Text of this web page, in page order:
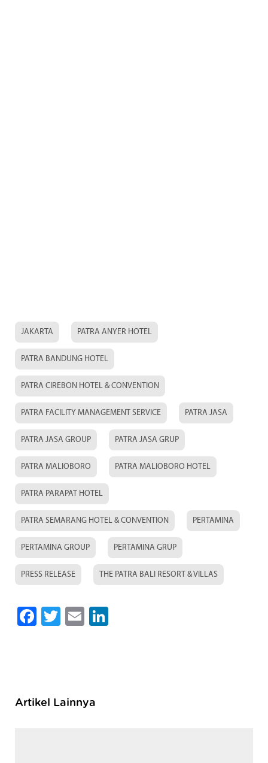
JAKARTA PATRA ANYER HOTEL
PATRA BANDUNG HOTEL
PATRA CIREBON HOTEL & CONVENTION
PATRA FACILITY MANAGEMENT SERVICE PATRA JASA
PATRA JASA GROUP PATRA JASA GRUP
PATRA MALIOBORO PATRA MALIOBORO HOTEL
PATRA PARAPAT HOTEL
PATRA SEMARANG HOTEL & CONVENTION PERTAMINA
PERTAMINA GROUP PERTAMINA GRUP
PRESS RELEASE THE PATRA BALI RESORT & VILLAS
Facebook
Twitter
Email
Artikel Lainnya